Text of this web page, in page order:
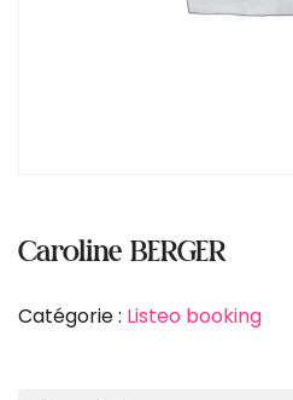
Caroline BERGER
Catégorie : Listeo booking